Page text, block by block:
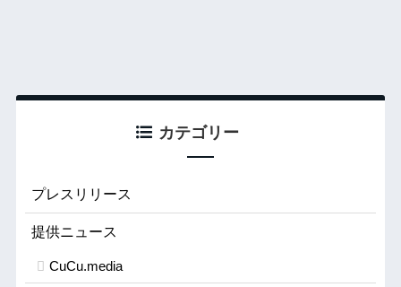
カテゴリー
プレスリリース
提供ニュース
CuCu.media